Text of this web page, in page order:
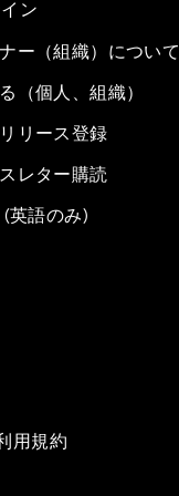
ン
ー（組織）につい
（個人、組織）
リース登録
レター購読
英語のみ)
用規約